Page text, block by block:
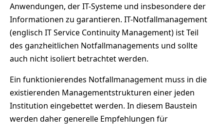
Anwendungen, der IT-Systeme und insbesondere der
Informationen zu garantieren. IT-Notfallmanagement
(englisch IT Service Continuity Management) ist Teil
des ganzheitlichen Notfallmanagements und sollte
auch nicht isoliert betrachtet werden.
Ein funktionierendes Notfallmanagement muss in die
existierenden Managementstrukturen einer jeden
Institution eingebettet werden. In diesem Baustein
werden daher generelle Empfehlungen für